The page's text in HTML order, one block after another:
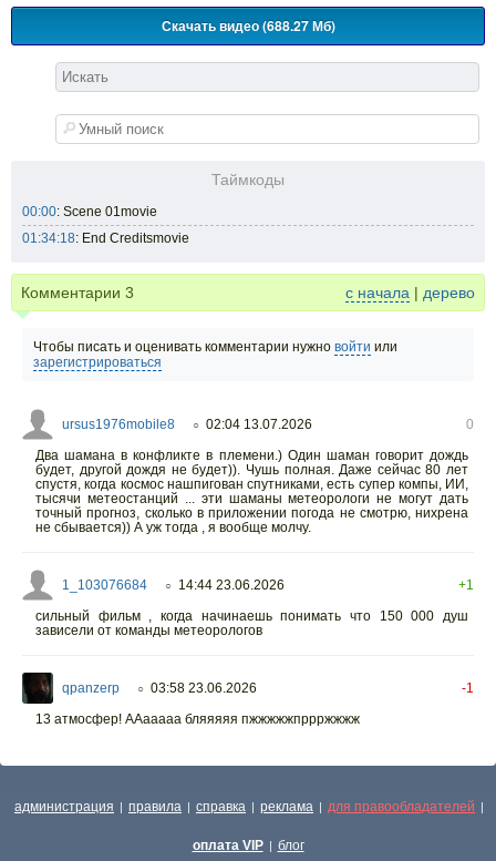
Скачать видео (688.27 Мб)
Таймкоды
00:00: Scene 01movie
01:34:18: End Creditsmovie
Комментарии 3 с начала | дерево
Чтобы писать и оценивать комментарии нужно войти или
зарегистрироваться
ursus1976mobile8 ○ 02:04 13.07.2026
0
Два шамана в конфликте в племени.) Один шаман говорит дождь
будет, другой дождя не будет)). Чушь полная. Даже сейчас 80 лет
спустя, когда космос нашпигован спутниками, есть супер компы, ИИ,
тысячи метеостанций ... эти шаманы метеорологи не могут дать
точный прогноз, сколько в приложении погода не смотрю, нихрена
не сбывается)) А уж тогда , я вообще молчу.
1_103076684 ○ 14:44 23.06.2026
+1
сильный фильм , когда начинаешь понимать что 150 000 душ
зависели от команды метеорологов
qpanzerp ○ 03:58 23.06.2026
-1
13 атмосфер! ААааааа бляяяяя пжжжжжпррржжжж
администрация | правила | справка | реклама | для правообладателей |
оплата VIP | блог